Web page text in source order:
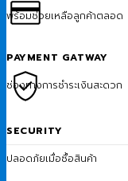
พร้อมช่วยเหลือลูกค้าตลอด
PAYMENT GATWAY
ช่องทางการชำระเงินสะดวก
SECURITY
ปลอดภัยเมื่อซื้อสินค้า